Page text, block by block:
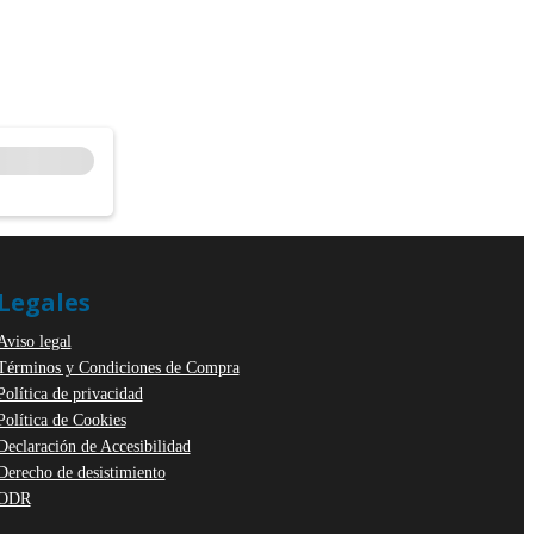
legal
y Condiciones de Compra
de privacidad
de Cookies
de Accesibilidad
de desistimiento